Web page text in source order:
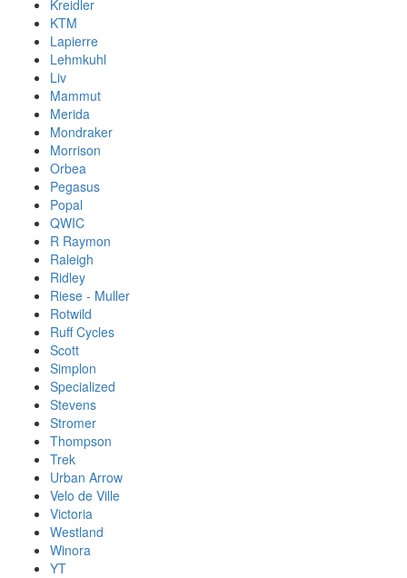
Kreidler
KTM
Lapierre
Lehmkuhl
Liv
Mammut
Merida
Mondraker
Morrison
Orbea
Pegasus
Popal
QWIC
R Raymon
Raleigh
Ridley
Riese - Muller
Rotwild
Ruff Cycles
Scott
Simplon
Specialized
Stevens
Stromer
Thompson
Trek
Urban Arrow
Velo de Ville
Victoria
Westland
Winora
YT